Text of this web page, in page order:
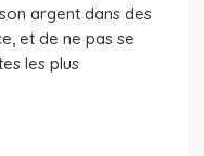
argent dans des
et de ne pas se
les plus